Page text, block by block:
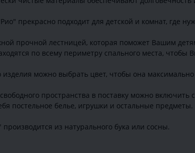
прекрасно подходит для детской и комнат, где
прочной лестницей, которая поможет Вашим
по всему периметру спального места, чтобы
изделия можно выбрать цвет, чтобы она
пространства в поставку можно
постельное белье, игрушки и остальные предметы.
из натурального бука или сосны.